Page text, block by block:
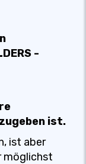
-
ist.
ist aber
möglichst